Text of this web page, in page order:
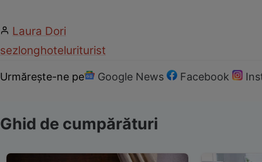
Laura Dori
sezlonghoteluriturist
Urmărește-ne pe Google News Facebook
Ghid de cumpărături